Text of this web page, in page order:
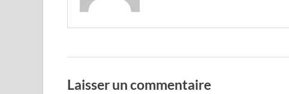
Laisser un commentaire